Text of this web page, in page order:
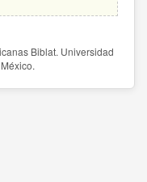
Biblat. Universidad